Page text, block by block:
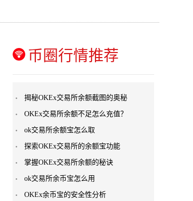
币圈行情推荐
揭秘OKEx交易所余额截图的奥秘
OKEx交易所余额不足怎么充值？
ok交易所余额宝怎么取
探索OKEx交易所的余额宝功能
掌握OKEx交易所余额的秘诀
ok交易所余币宝怎么用
OKEx余币宝的安全性分析